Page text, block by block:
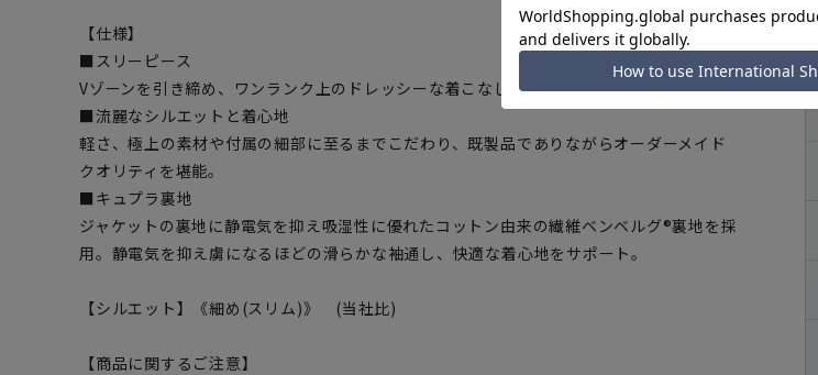
【仕様】
■スリーピース
Vゾーンを引き締め、ワンランク上のドレッシーな着こなしを演出。
■流麗なシルエットと着心地
軽さ、極上の素材や付属の細部に至るまでこだわり、既製品でありながらオーダーメイド
クオリティを堪能。
■キュプラ裏地
ジャケットの裏地に静電気を抑え吸湿性に優れたコットン由来の繊維ベンベルグ®裏地を採
用。静電気を抑え虜になるほどの滑らかな袖通し、快適な着心地をサポート。
【シルエット】《細め(スリム)》 (当社比)
【商品に関するご注意】